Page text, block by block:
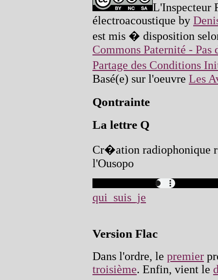
L'Inspecteur
électroacoustique by
est mis � disposition
Commons Paternité -
Partage des Conditions
Basé(e) sur l'oeuvre Les
Qontrainte
La lettre Q
Cr�ation radiophonique
l'Ousopo
qui_suis_je
Version Flac
Dans l'ordre, le premier
troisième. Enfin, vient le